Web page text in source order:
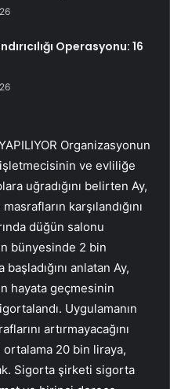
Operasyonu: 16
Organizasyonun
ve evliliğe
uğradığını belirten Ay,
karşılandığını
düğün salonu
bünyesinde 2 bin
anlatan Ay,
hayata geçmesinin
Uygulamanın
artırmayacağını
20 bin liraya,
Sigorta şirketi sigorta